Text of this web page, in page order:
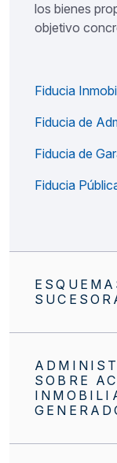
los bienes
objetivo
Fiducia
Fiducia de
Fiducia de
Fiducia
SOBRE